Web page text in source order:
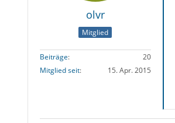
olvr
Mitglied
Beiträge
20
Mitglied seit
15. Apr. 2015